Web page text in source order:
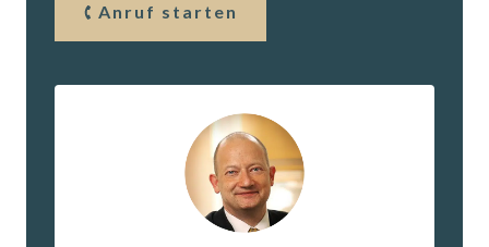
Anruf starten